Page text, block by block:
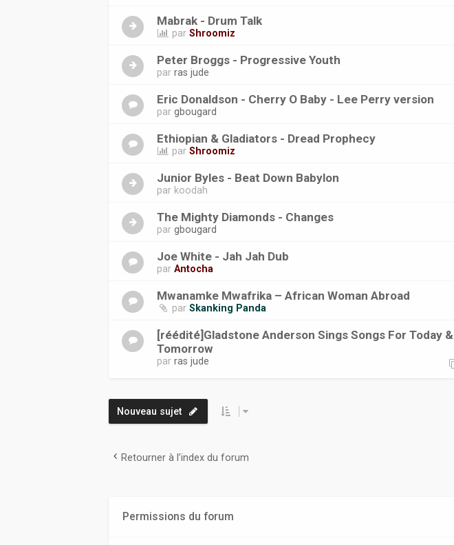
Mabrak - Drum Talk
parShroomiz
Peter Broggs - Progressive Youth
parras jude
Eric Donaldson - Cherry O Baby - Lee Perry version
pargbougard
Ethiopian & Gladiators - Dread Prophecy
parShroomiz
Junior Byles - Beat Down Babylon
par koodah
The Mighty Diamonds - Changes
pargbougard
Joe White - Jah Jah Dub
parAntocha
Mwanamke Mwafrika ‎– African Woman Abroad
parSkanking Panda
[réédité]Gladstone Anderson Sings Songs For Today &
Tomorrow
parras jude
Nouveau sujet
Retourner à l’index du forum
Permissions du forum